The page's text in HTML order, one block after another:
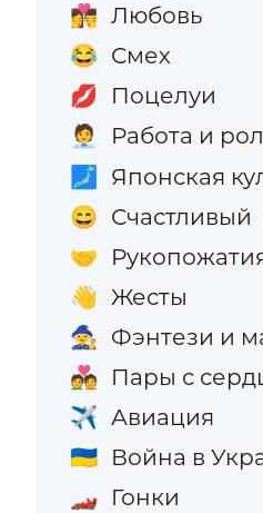
👩‍❤️‍💋‍👨 Любовь
😂 Смех
💋 Поцелуи
🧑‍💼 Работа и
🗾 Японская
😄 Счастливый
🤝
👋 Жесты
🧙 Фэнтези и
💑 Пары с
✈️ Авиация
🇺🇦 Война в
🏎️ Гонки